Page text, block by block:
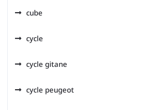
cube
cycle
cycle gitane
cycle peugeot